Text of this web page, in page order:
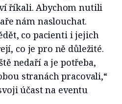
říkali. Abychom nutili
nám naslouchat.
co pacienti i jejich
co je pro ně důležité.
nedaří a je potřeba,
stranách pracovali,“
účast na eventu